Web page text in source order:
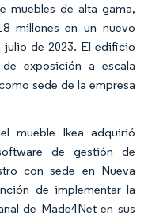
muebles de alta gama,
millones en un nuevo
de 2023. El edificio
exposición a escala
sede de la empresa
mueble Ikea adquirió
de gestión de
con sede en Nueva
de implementar la
de Made4Net en sus